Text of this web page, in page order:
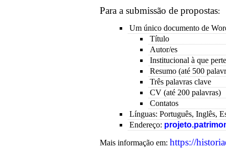
Para a submissão de propostas:
Um único documento de
Título
Autor/es
Institucional à que
Resumo (até 500
Três palavras clave
CV (até 200 palavras)
Contatos
Línguas: Português, Inglês, E
Endereço:
Mais informação em: https://